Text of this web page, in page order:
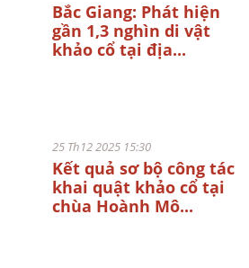
Bắc Giang: Phát hiện
gần 1,3 nghìn di vật
khảo cổ tại địa...
25 Th12 2025 15:30
Kết quả sơ bộ công tác
khai quật khảo cổ tại
chùa Hoành Mô...